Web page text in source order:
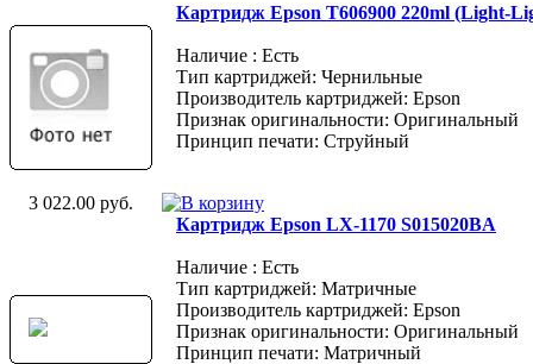
Картридж Epson T606900 220ml (Light-
Наличие : Есть
Тип картриджей: Чернильные
Производитель картриджей: Epson
Признак оригинальности: Оригинальный
Принцип печати: Струйный
3 022.00 руб.
Картридж Epson LX-1170 S015020BA
Наличие : Есть
Тип картриджей: Матричные
Производитель картриджей: Epson
Признак оригинальности: Оригинальный
Принцип печати: Матричный